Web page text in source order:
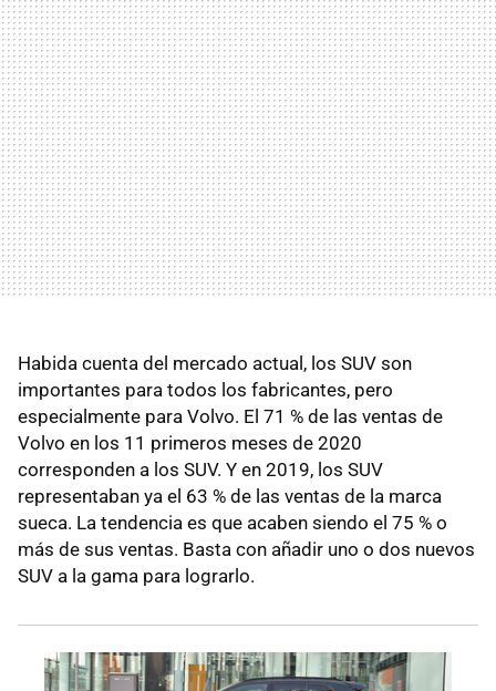
Habida cuenta del mercado actual, los SUV son
importantes para todos los fabricantes, pero
especialmente para Volvo. El 71 % de las ventas de
Volvo en los 11 primeros meses de 2020
corresponden a los SUV. Y en 2019, los SUV
representaban ya el 63 % de las ventas de la marca
sueca. La tendencia es que acaben siendo el 75 % o
más de sus ventas. Basta con añadir uno o dos nuevos
SUV a la gama para lograrlo.